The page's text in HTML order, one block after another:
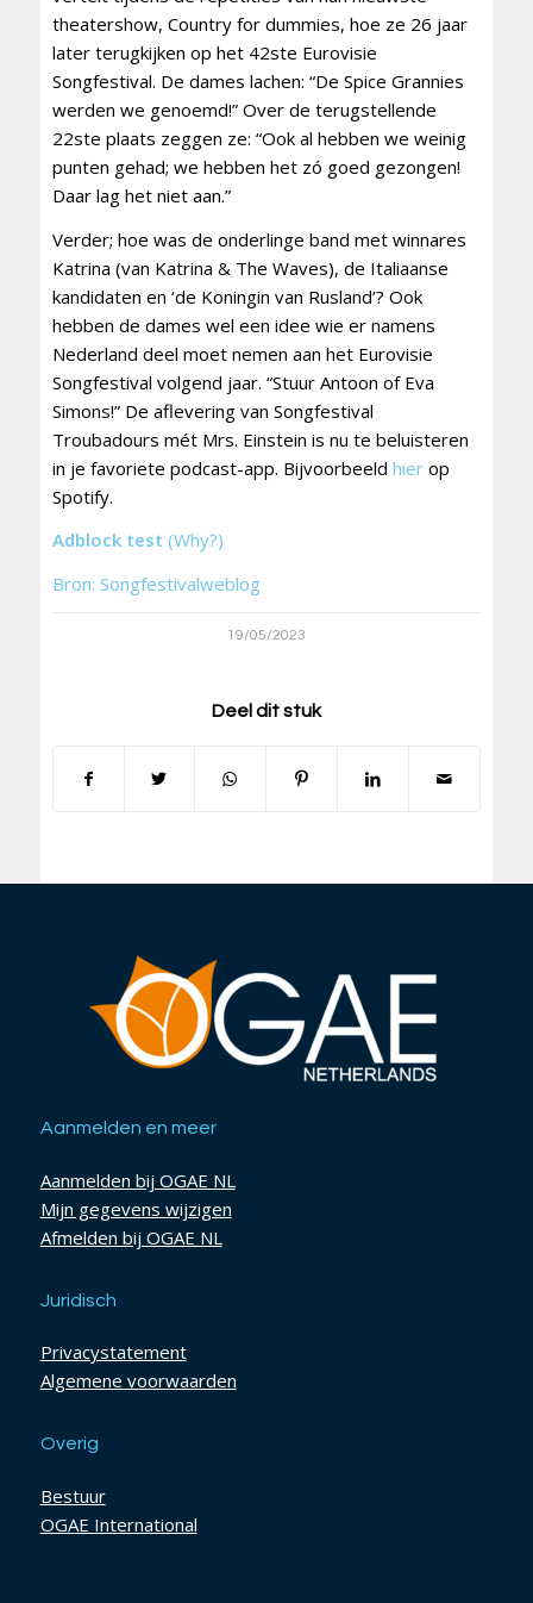
theatershow, Country for dummies, hoe ze 26 jaar
later terugkijken op het 42ste Eurovisie
Songfestival. De dames lachen: “De Spice Grannies
werden we genoemd!” Over de terugstellende
22ste plaats zeggen ze: “Ook al hebben we weinig
punten gehad; we hebben het zó goed gezongen!
Daar lag het niet aan.”
Verder; hoe was de onderlinge band met winnares
Katrina (van Katrina & The Waves), de Italiaanse
kandidaten en ‘de Koningin van Rusland’? Ook
hebben de dames wel een idee wie er namens
Nederland deel moet nemen aan het Eurovisie
Songfestival volgend jaar. “Stuur Antoon of Eva
Simons!” De aflevering van Songfestival
Troubadours mét Mrs. Einstein is nu te beluisteren
in je favoriete podcast-app. Bijvoorbeeld hierop
Spotify.
Adblock test (Why?)
Bron: Songfestivalweblog
19/05/2023
Deel dit stuk
Aanmelden en meer
Aanmelden bij OGAE NL
Mijn gegevens wijzigen
Afmelden bij OGAE NL
Juridisch
Privacystatement
Algemene voorwaarden
Overig
Bestuur
OGAE International